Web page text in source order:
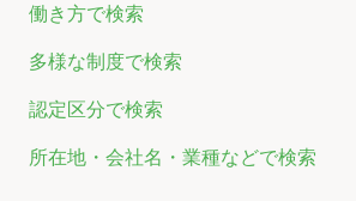
働き方で検索
多様な制度で検索
認定区分で検索
所在地・会社名・業種などで検索